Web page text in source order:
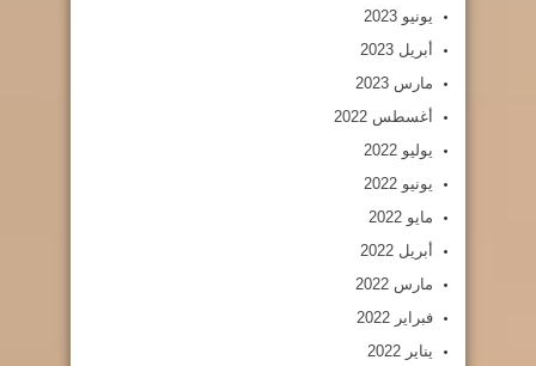
يونيو 2023
أبريل 2023
مارس 2023
أغسطس 2022
يوليو 2022
يونيو 2022
مايو 2022
أبريل 2022
مارس 2022
فبراير 2022
يناير 2022